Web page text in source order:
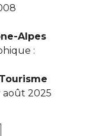
Alpes
:
Tourisme
août 2025